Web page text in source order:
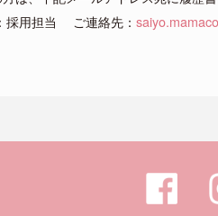
採用担当
ご連絡先：